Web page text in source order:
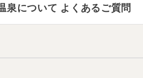
泉について よくあるご質問